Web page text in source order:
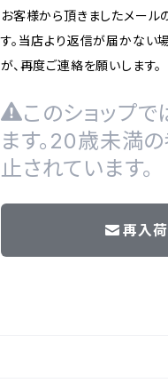
お客様から頂きましたメール
す。当店より返信が届かない
が、再度ご連絡を願いします。
このショップ
ます。20歳未満
止されています。
再入